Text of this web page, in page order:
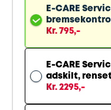
Olieskift
Reparation
Sikkerhed
Sommerdæk
E-CARE
bremsekontrol
Kr. 795,-
E-CARE
adskilt,
Kr. 2295,-